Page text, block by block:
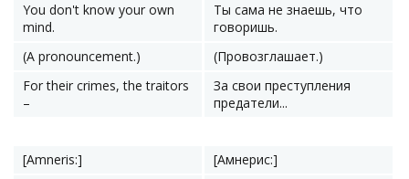
You don't know your own
mind.
Ты сама не знаешь, что
говоришь.
(A pronouncement.)
(Провозглашает.)
For their crimes, the traitors
–
За свои преступления
предатели...
[Amneris:]
[Амнерис:]